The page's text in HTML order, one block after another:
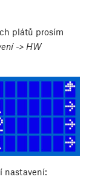
plátů prosím
-> HW
nastavení: